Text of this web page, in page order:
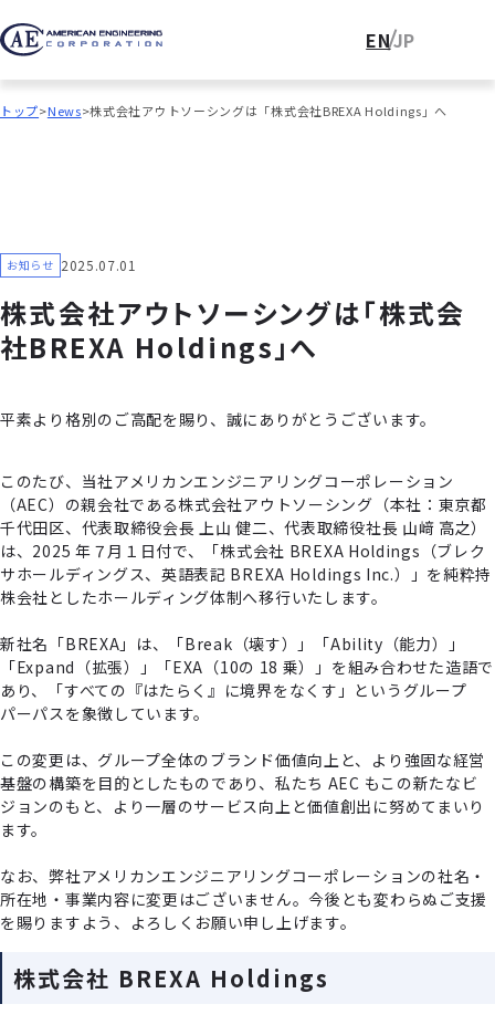
ENJP
トップ News 株式会社アウトソーシングは「株式会社BREXA Holdings」へ
お知らせ 2025.07.01
株式会社アウトソーシングは「株式会
社BREXA Holdings」へ
平素より格別のご⾼配を賜り、誠にありがとうございます。
このたび、当社アメリカンエンジニアリングコーポレーション
（AEC）の親会社である株式会社アウトソーシング（本社：東京都
千代⽥区、代表取締役会⻑ 上⼭ 健⼆、代表取締役社⻑ ⼭﨑 ⾼之）
は、2025 年７⽉１⽇付で、「株式会社 BREXA Holdings（ブレク
サホールディングス、英語表記 BREXA Holdings Inc.）」を純粋持
株会社としたホールディング体制へ移⾏いたします。
新社名「BREXA」は、「Break（壊す）」「Ability（能⼒）」
「Expand（拡張）」「EXA（10の 18 乗）」を組み合わせた造語で
あり、「すべての『はたらく』に境界をなくす」というグループ
パーパスを象徴しています。
この変更は、グループ全体のブランド価値向上と、より強固な経営
基盤の構築を⽬的としたものであり、私たち AEC もこの新たなビ
ジョンのもと、より⼀層のサービス向上と価値創出に努めてまいり
ます。
なお、弊社アメリカンエンジニアリングコーポレーションの社名・
所在地・事業内容に変更はございません。今後とも変わらぬご⽀援
を賜りますよう、よろしくお願い申し上げます。
株式会社 BREXA Holdings